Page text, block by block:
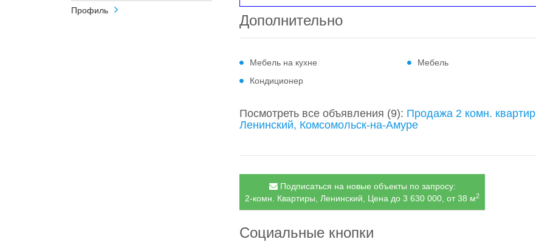
Профиль
Дополнительно
Мебель на кухне
Мебель
Кондиционер
Посмотреть все объявления (9): Продажа 2 комн. квартир
Ленинский, Комсомольск-на-Амуре
Подписаться на новые объекты по запросу:
2-комн. Квартиры, Ленинский, Цена до 3 630 000, от 38 м2
Социальные кнопки